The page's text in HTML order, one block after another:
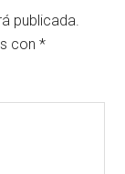
publicada.
con*